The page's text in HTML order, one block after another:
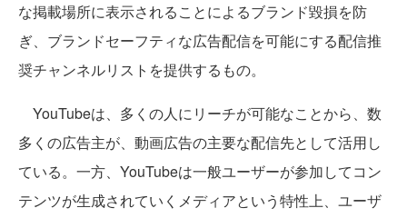
な掲載場所に表示されることによるブランド毀損を防
ぎ、ブランドセーフティな広告配信を可能にする配信推
奨チャンネルリストを提供するもの。
YouTubeは、多くの人にリーチが可能なことから、数
多くの広告主が、動画広告の主要な配信先として活用し
ている。一方、YouTubeは一般ユーザーが参加してコン
テンツが生成されていくメディアという特性上、ユーザ